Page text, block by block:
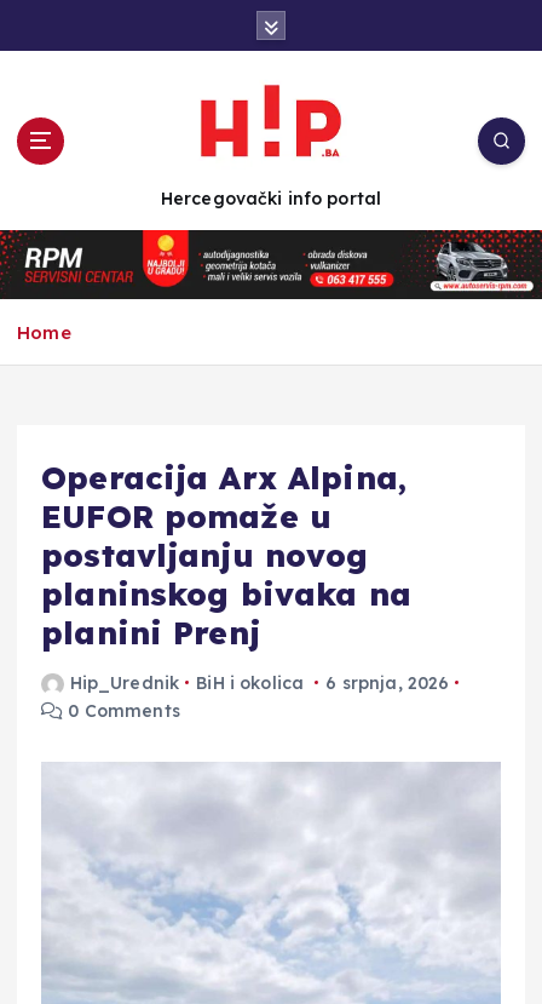
n
t
e
Hercegovački info portal
Home
Operacija Arx Alpina,
EUFOR pomaže u
postavljanju novog
planinskog bivaka na
planini Prenj
Hip_Urednik BiH i okolica
6 srpnja, 2026
0 Comments